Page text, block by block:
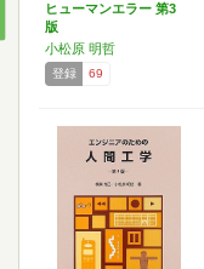
ヒューマンエラー 第3
版
小松原 明哲
登録 69